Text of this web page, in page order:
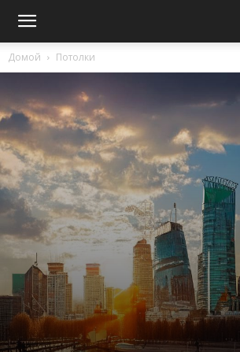
Домой Потолки